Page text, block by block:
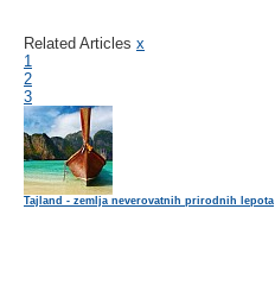
Related Articles x
1
2
3
Tajland - zemlja neverovatnih prirodnih lepota